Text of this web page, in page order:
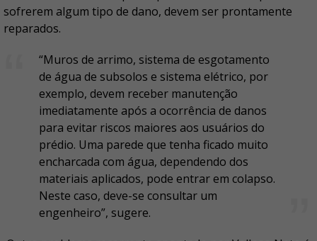
sofrerem algum tipo de dano, devem ser prontamente
reparados.
“Muros de arrimo, sistema de esgotamento
de água de subsolos e sistema elétrico, por
exemplo, devem receber manutenção
imediatamente após a ocorrência de danos
para evitar riscos maiores aos usuários do
prédio. Uma parede que tenha ficado muito
encharcada com água, dependendo dos
materiais aplicados, pode entrar em colapso.
Neste caso, deve-se consultar um
engenheiro”, sugere.